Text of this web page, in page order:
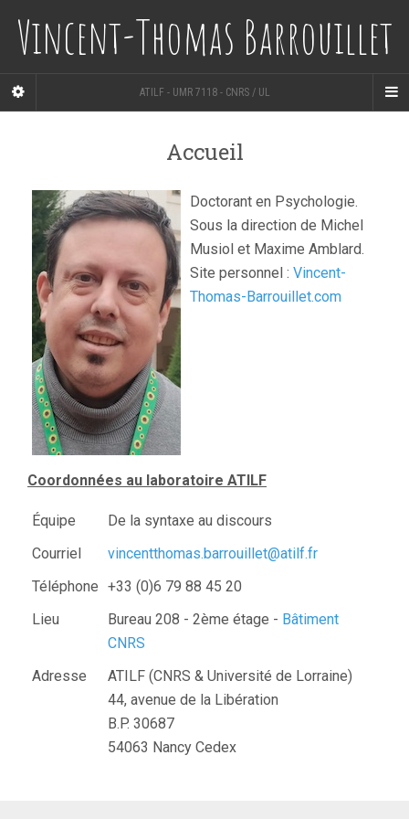
Vincent-Thomas Barrouillet
ATILF - UMR 7118 - CNRS / UL
Accueil
Doctorant en Psychologie.
Sous la direction de Michel
Musiol et Maxime Amblard.
Site personnel : Vincent-
Thomas-Barrouillet.com
Coordonnées au laboratoire ATILF
Équipe
De la syntaxe au discours
Courriel
vincentthomas.barrouillet@atilf.fr
Téléphone +33 (0)6 79 88 45 20
Lieu
Bureau 208 - 2ème étage - Bâtiment
CNRS
Adresse
ATILF (CNRS & Université de Lorraine)
44, avenue de la Libération
B.P. 30687
54063 Nancy Cedex